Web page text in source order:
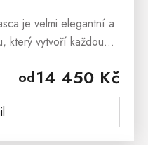
od14 450 Kč
je velmi elegantní a
který vytvoří každou